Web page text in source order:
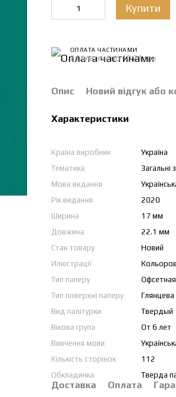
Купити
ОПЛАТА ЧАСТИНАМИ
24 платежі по 10.21 грн
Опис Новий відгук або
Характеристики
Країна виробник
Україна
Тематика
Загальні
Мова видання
Рік видання
2020
Ширина
17 мм
Довжина
22.1 мм
Стан товару
Новий
Илюстрації
Тип паперу
Офсетная
Тип поверхні паперу
Глянцева
Вид палітурки
Твердый
Вікова група
От 6 лет
Вивчення мови
Кількість сторінок
112
Обкладинка
Тверда
Доставка Оплата